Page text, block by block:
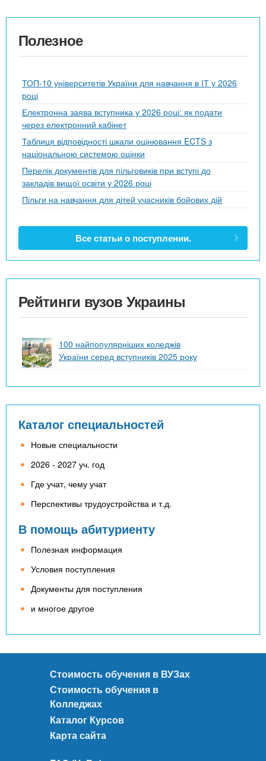
Полезное
ТОП-10 університетів України для навчання в ІТ у 2026
році
Електронна заява вступника у 2026 році: як подати
через електронний кабінет
Таблиця відповідності шкали оцінювання ECTS з
національною системою оцінки
Перелік документів для пільговиків при вступі до
закладів вищої освіти у 2026 році
Пільги на навчання для дітей учасників бойових дій
Все статьи о поступлении.
Рейтинги вузов Украины
100 найпопулярніших коледжів
України серед вступників 2025 року
Каталог специальностей
Новые специальности
2026 - 2027 уч. год
Где учат, чему учат
Перспективы трудоустройства и т.д.
В помощь абитуриенту
Полезная информация
Условия поступления
Документы для поступления
и многое другое
Стоимость обучения в ВУЗах
Стоимость обучения в
Колледжах
Каталог Курсов
Карта сайта